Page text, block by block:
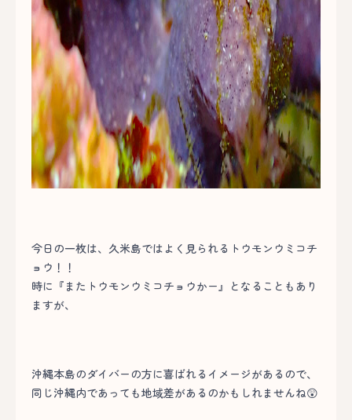
今日の一枚は、久米島ではよく見られるトウモンウミコチ
ョウ！！
時に『またトウモンウミコチョウかー』となることもあり
ますが、
沖縄本島のダイバーの方に喜ばれるイメージがあるので、
同じ沖縄内であっても地域差があるのかもしれませんね😲